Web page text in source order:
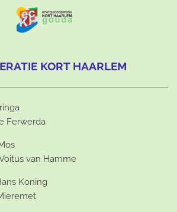
KORT HAARLEM
Wieringa
Ferwerda
de Mos
van Hamme
Hans Koning